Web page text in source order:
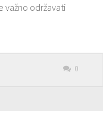
važno održavati
0